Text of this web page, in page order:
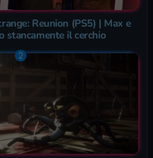
Reunion (PS5) | Max e
stancamente il cerchio